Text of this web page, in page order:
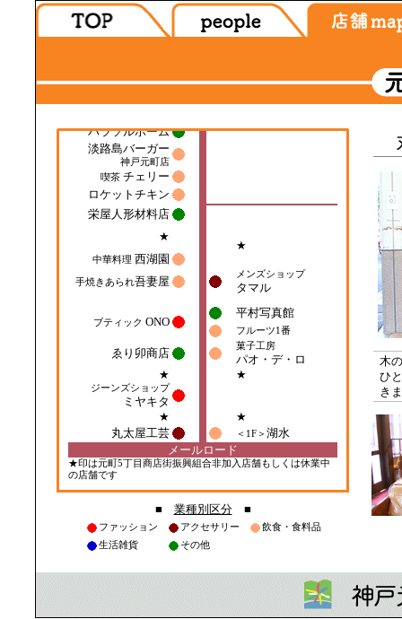
■ 業種別区分■
ファッション アクセサリー
飲食・食料品
生活雑貨
その他
木
ひ
き